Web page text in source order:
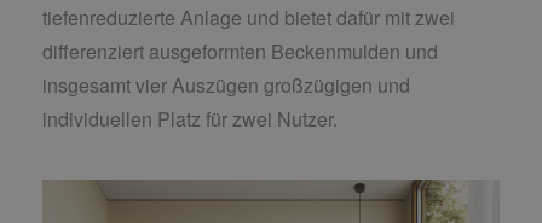
tiefenreduzierte Anlage und bietet dafür mit zwei
differenziert ausgeformten Beckenmulden und
insgesamt vier Auszügen großzügigen und
individuellen Platz für zwei Nutzer.